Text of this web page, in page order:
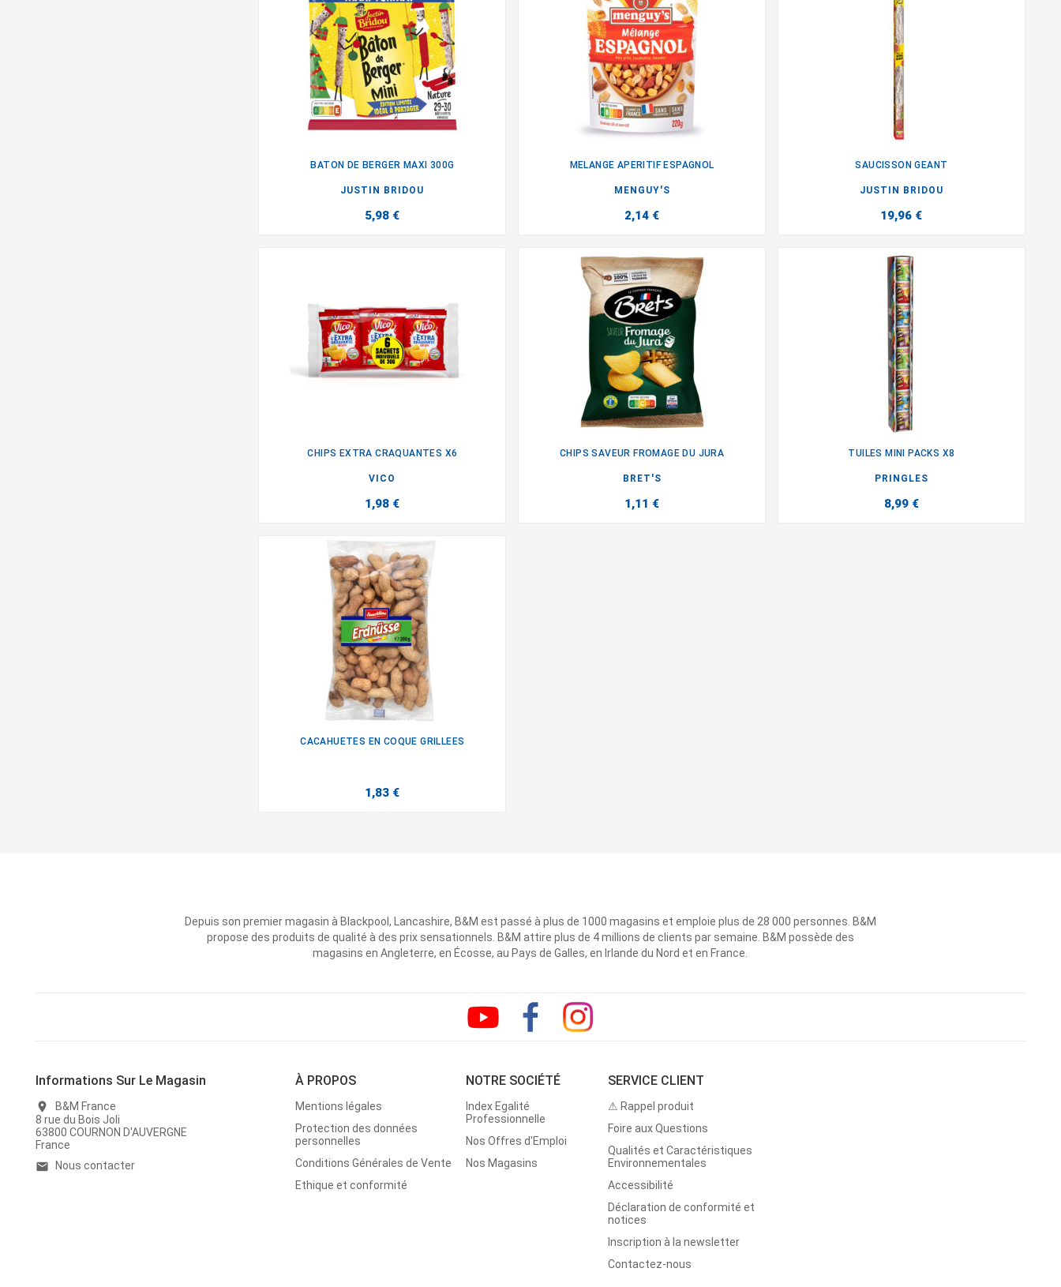
BATON DE BERGER MAXI 300G
JUSTIN BRIDOU
5,98 €
MELANGE APERITIF ESPAGNOL
MENGUY'S
2,14 €
SAUCISSON GEANT
JUSTIN BRIDOU
19,96 €
CHIPS EXTRA CRAQUANTES X6
VICO
1,98 €
CHIPS SAVEUR FROMAGE DU JURA
BRET'S
1,11 €
TUILES MINI PACKS X8
PRINGLES
8,99 €
CACAHUETES EN COQUE GRILLEES
1,83 €
Depuis son premier magasin à Blackpool, Lancashire, B&M est passé à plus de 1000 magasins et emploie plus de 28 000 personnes. B&M
propose des produits de qualité à des prix sensationnels. B&M attire plus de 4 millions de clients par semaine. B&M possède des
magasins en Angleterre, en Écosse, au Pays de Galles, en Irlande du Nord et en France.
Informations Sur Le Magasin
location_on
B&M France
8 rue du Bois Joli
63800 COURNON D'AUVERGNE
France
email Nous contacter
À PROPOS
Mentions légales
Protection des données
personnelles
Conditions Générales de Vente
Ethique et conformité
NOTRE SOCIÉTÉ
Index Egalité
Professionnelle
Nos Offres d'Emploi
Nos Magasins
SERVICE CLIENT
⚠ Rappel produit
Foire aux Questions
Qualités et Caractéristiques
Environnementales
Accessibilité
Déclaration de conformité et
notices
Inscription à la newsletter
Contactez-nous